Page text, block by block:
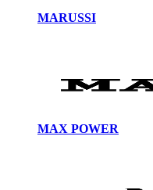
MARUSSI
MAX POWER